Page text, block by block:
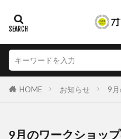
HOME お知らせ 9
9月のワークショッ